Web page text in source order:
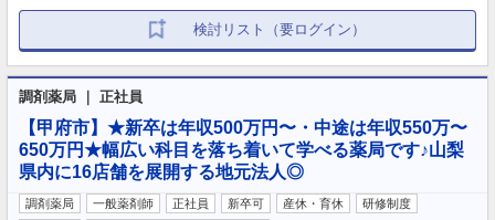
検討リスト（要ログイン）
調剤薬局 ｜ 正社員
【甲府市】★新卒は年収500万円〜・中途は年収550万〜
650万円★幅広い科目を落ち着いて学べる薬局です♪山梨
県内に16店舗を展開する地元法人◎
調剤薬局 一般薬剤師 正社員 新卒可 産休・育休
研修制度